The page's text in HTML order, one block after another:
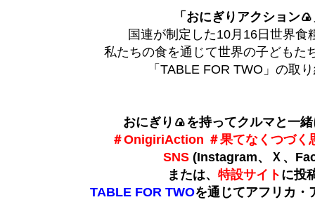
「おにぎりアクション
国連が制定した10月16日世界食
私たちの食を通じて世界の子どもた
「TABLE FOR TWO」の取
おにぎり🍙を持ってクルマと一
＃OnigiriAction ＃果てなくつづく
SNS(Instagram、Ｘ、
または、 特設サイト に投
TABLE FOR TWOを通じてアフリカ・